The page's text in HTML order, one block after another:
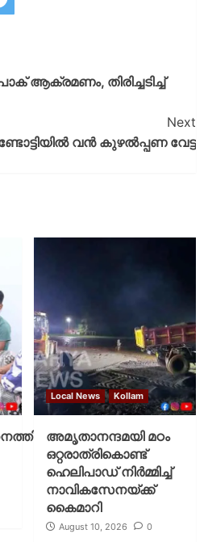
ആക്രമണം, തിരിച്ചടിച്ച്
Next
വൻ കുഴൽപ്പണ വേട്ട
Local News Kollam
അമൃതാനന്ദമയി മഠം
ഒറ്റരാത്രികൊണ്ട്
ഹെലിപാഡ് നിർമ്മിച്ച്
നാവികസേനയ്ക്ക്
കൈമാറി
August 10, 2026 0